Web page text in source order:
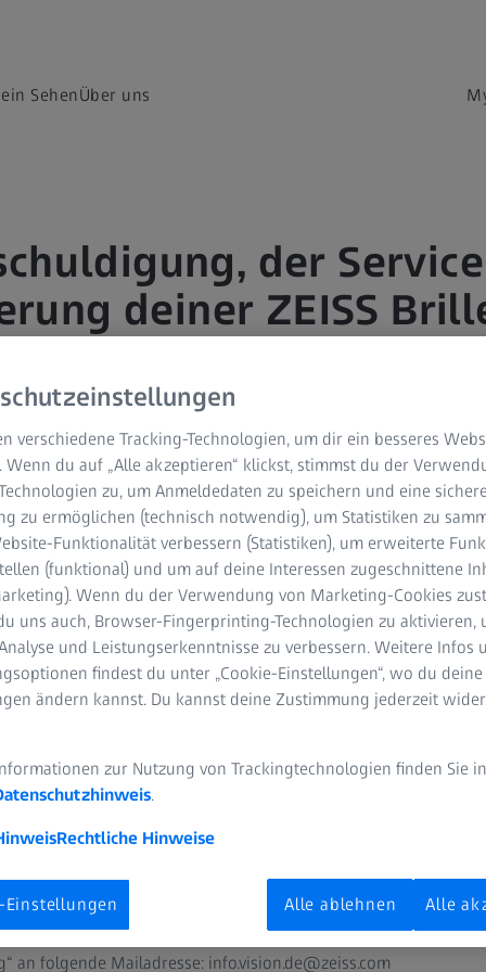
SehenÜber uns
der
deiner ZEISS
QR-Codes auf
steht leider nicht
Verfügung.
in den letzten Jahren (August 2019 bis
Brillengläser über den QR- bzw.
registriert hast, kannst du diese
„MyZEISS Vision“ speichern. Zur
2025 per Mail – Betreff „MyZEISS
– informiert und Mitte Oktober nochmals
vor dem 01.08.2023 erworben hast, diese aber bis
gern für dich übernehmen und deine zusätzliche
stellige Auftragsnummer (z.B. 3025678901) und den 10-
du auf deiner Kundenkarte. Die Auftragsnummer befindet
unterhalb des QR-Codes. Schicke bitte diese Informationen mit
an folgende Mailadresse: info.vision.de@zeiss.com
verschiedene Tracking-Technologien, um dir ein besseres
Wenn du auf „Alle akzeptieren“ klickst, stimmst du der
zu, um Anmeldedaten zu speichern und eine sichere
zu ermöglichen (technisch notwendig), um Statistiken zu
Funktionalität verbessern (Statistiken), um erweiterte
(funktional) und um auf deine Interessen zugeschnittene
Wenn du der Verwendung von Marketing-Cookies
uns auch, Browser-Fingerprinting-Technologien zu aktivieren,
und Leistungserkenntnisse zu verbessern. Weitere Infos
findest du unter „Cookie-Einstellungen“, wo du deine
ändern kannst. Du kannst deine Zustimmung jederzeit
zur Nutzung von Trackingtechnologien finden Sie in
.
Rechtliche Hinweise
Einstellungen Alle ablehnen Alle